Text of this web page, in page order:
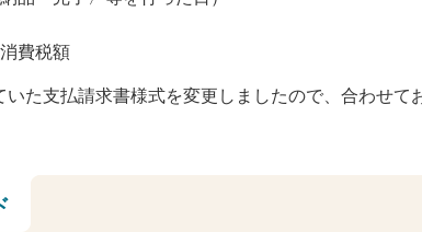
費税額
た支払請求書様式を変更しましたので、合わせて